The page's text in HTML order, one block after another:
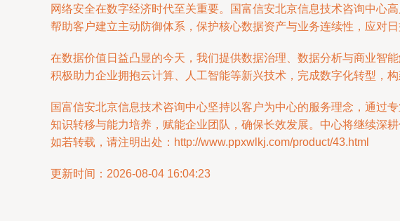
网络安全在数字经济时代至关重要。国富信安北京信息技术咨询中心
帮助客户建立主动防御体系，保护核心数据资产与业务连续性，应对日
在数据价值日益凸显的今天，我们提供数据治理、数据分析与商业智
积极助力企业拥抱云计算、人工智能等新兴技术，完成数字化转型，
国富信安北京信息技术咨询中心坚持以客户为中心的服务理念，通过
知识转移与能力培养，赋能企业团队，确保长效发展。中心将继续深
如若转载，请注明出处：http://www.ppxwlkj.com/product/43.html
更新时间：2026-08-04 16:04:23